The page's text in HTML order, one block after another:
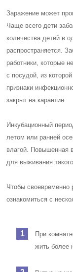
Заражение может
Чаще всего дети
количества детей в
распространяется.
работники, которые
с посудой, из
признаки
закрыт на карантин.
Инкубационный
летом или ранней
влагой. Повышенная
для выживания
Чтобы своевременно
ознакомиться с
При
жить более